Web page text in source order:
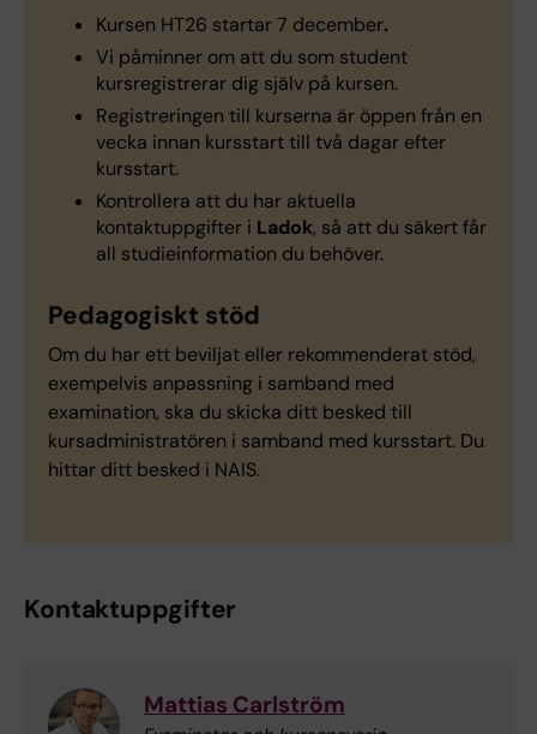
Kursen HT26 startar 7 december.
Vi påminner om att du som student
kursregistrerar dig själv på kursen.
Registreringen till kurserna är öppen från en
vecka innan kursstart till två dagar efter
kursstart.
Kontrollera att du har aktuella
kontaktuppgifter i Ladok, så att du säkert får
all studieinformation du behöver.
Pedagogiskt stöd
Om du har ett beviljat eller rekommenderat stöd,
exempelvis anpassning i samband med
examination, ska du skicka ditt besked till
kursadministratören i samband med kursstart. Du
hittar ditt besked i NAIS.
Kontaktuppgifter
Mattias Carlström